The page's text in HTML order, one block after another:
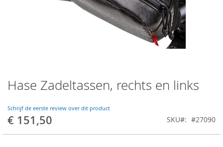
Hase Zadeltassen, rechts en links
Schrijf de eerste review over dit product
€ 151,50 SKU #27090
Ga
naar
begin
van
de